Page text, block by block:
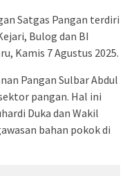
Satgas Pangan terdiri
Bulog dan BI
Kamis 7 Agustus 2025.
Pangan Sulbar Abdul
pangan. Hal ini
Duka dan Wakil
bahan pokok di